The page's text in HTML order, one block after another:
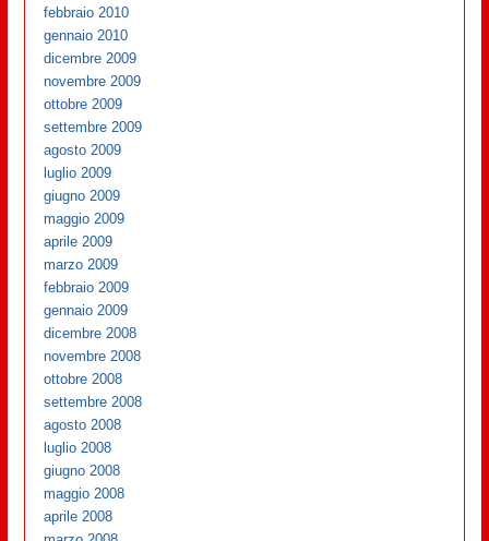
febbraio 2010
gennaio 2010
dicembre 2009
novembre 2009
ottobre 2009
settembre 2009
agosto 2009
luglio 2009
giugno 2009
maggio 2009
aprile 2009
marzo 2009
febbraio 2009
gennaio 2009
dicembre 2008
novembre 2008
ottobre 2008
settembre 2008
agosto 2008
luglio 2008
giugno 2008
maggio 2008
aprile 2008